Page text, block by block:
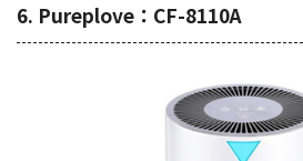
6. Pureplove：CF-8110A